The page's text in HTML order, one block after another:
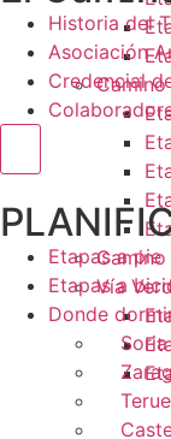
Vía
Historia del
Asociación
Credencial
Menú
Etapas a pie
Etapas a
Donde
Soria